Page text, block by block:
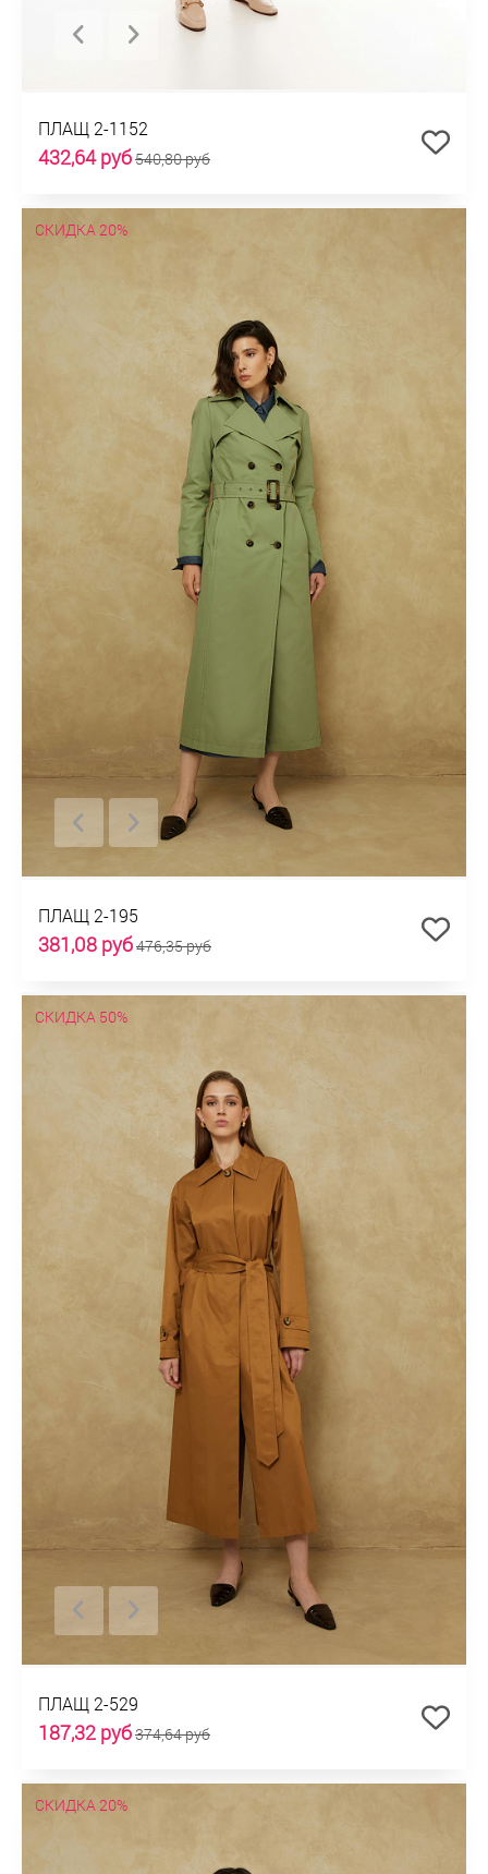
ПЛАЩ 2-1152
432,64 руб540,80 руб
СКИДКА 20%
ПЛАЩ 2-195
381,08 руб476,35 руб
СКИДКА 50%
ПЛАЩ 2-529
187,32 руб374,64 руб
СКИДКА 20%